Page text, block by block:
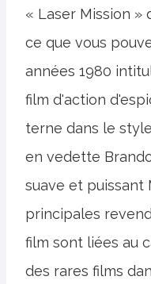
« Laser Mission »
ce que vous
années 1980
film d'action
terne dans le
en vedette
suave et puissant
principales
film sont liées au
des rares films